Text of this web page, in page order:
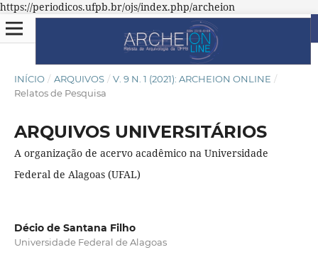
https://periodicos.ufpb.br/ojs/index.php/archeion
INÍCIO / ARQUIVOS / V. 9 N. 1 (2021): ARCHEION ONLINE /
Relatos de Pesquisa
ARQUIVOS UNIVERSITÁRIOS
A organização de acervo acadêmico na Universidade
Federal de Alagoas (UFAL)
Décio de Santana Filho
Universidade Federal de Alagoas